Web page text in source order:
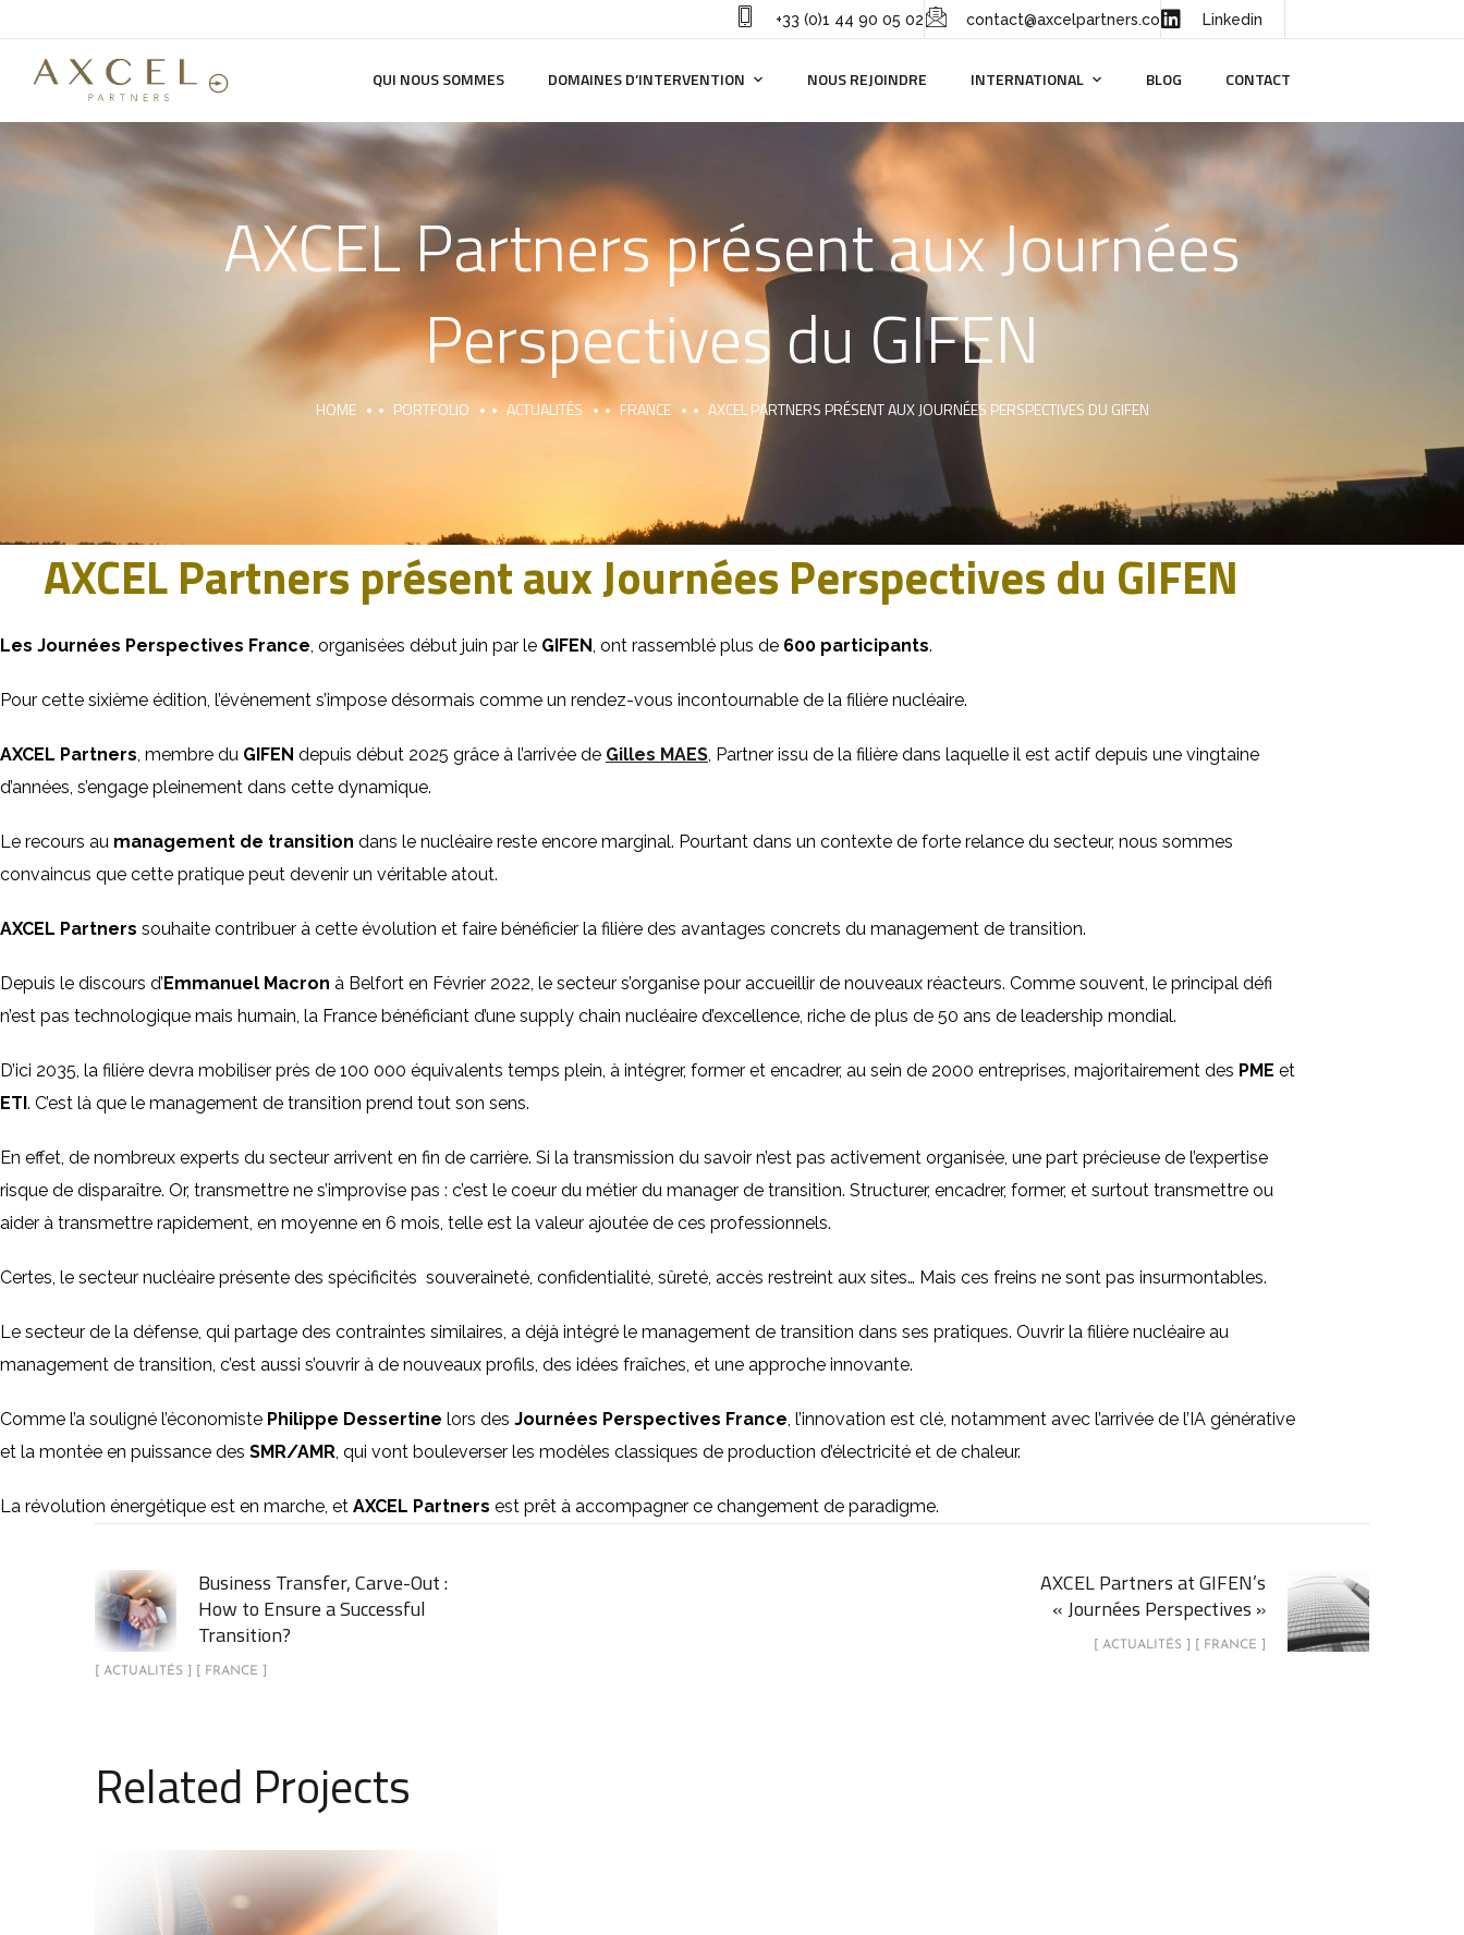
+33 (0)1 44 90 05 02 contact@axcelpartners.co Linkedin
QUI NOUS SOMMES DOMAINES D’INTERVENTION NOUS REJOINDRE INTERNATIONAL BLOG CONTACT
AXCEL Partners présent aux Journées
Perspectives du GIFEN
HOME PORTFOLIO ACTUALITÉS FRANCE AXCEL PARTNERS PRÉSENT AUX JOURNÉES PERSPECTIVES DU GIFEN
AXCEL Partners présent aux Journées Perspectives du GIFEN
Les Journées Perspectives France, organisées début juin par le GIFEN, ont rassemblé plus de 600 participants.
Pour cette sixième édition, l’évènement s’impose désormais comme un rendez-vous incontournable de la filière nucléaire.
AXCEL Partners, membre du GIFEN depuis début 2025 grâce à l’arrivée de Gilles MAES, Partner issu de la filière dans laquelle il est actif depuis une vingtaine
d’années, s’engage pleinement dans cette dynamique.
Le recours au management de transition dans le nucléaire reste encore marginal. Pourtant dans un contexte de forte relance du secteur, nous sommes
convaincus que cette pratique peut devenir un véritable atout.
AXCEL Partners souhaite contribuer à cette évolution et faire bénéficier la filière des avantages concrets du management de transition.
Depuis le discours d’Emmanuel Macron à Belfort en Février 2022, le secteur s’organise pour accueillir de nouveaux réacteurs. Comme souvent, le principal défi
n’est pas technologique mais humain, la France bénéficiant d’une supply chain nucléaire d’excellence, riche de plus de 50 ans de leadership mondial.
D’ici 2035, la filière devra mobiliser près de 100 000 équivalents temps plein, à intégrer, former et encadrer, au sein de 2000 entreprises, majoritairement des PME et
ETI. C’est là que le management de transition prend tout son sens.
En effet, de nombreux experts du secteur arrivent en fin de carrière. Si la transmission du savoir n’est pas activement organisée, une part précieuse de l’expertise
risque de disparaître. Or, transmettre ne s’improvise pas : c’est le coeur du métier du manager de transition. Structurer, encadrer, former, et surtout transmettre ou
aider à transmettre rapidement, en moyenne en 6 mois, telle est la valeur ajoutée de ces professionnels.
Certes, le secteur nucléaire présente des spécificités souveraineté, confidentialité, sûreté, accès restreint aux sites… Mais ces freins ne sont pas insurmontables.
Le secteur de la défense, qui partage des contraintes similaires, a déjà intégré le management de transition dans ses pratiques. Ouvrir la filière nucléaire au
management de transition, c’est aussi s’ouvrir à de nouveaux profils, des idées fraîches, et une approche innovante.
Comme l’a souligné l’économiste Philippe Dessertine lors des Journées Perspectives France, l’innovation est clé, notamment avec l’arrivée de l’IA générative
et la montée en puissance des SMR/AMR, qui vont bouleverser les modèles classiques de production d’électricité et de chaleur.
La révolution énergétique est en marche, et AXCEL Partners est prêt à accompagner ce changement de paradigme.
Business Transfer, Carve-Out :
How to Ensure a Successful
Transition?
[ ACTUALITÉS ] [ FRANCE ]
AXCEL Partners at GIFEN’s
« Journées Perspectives »
[ ACTUALITÉS ] [ FRANCE ]
Related Projects